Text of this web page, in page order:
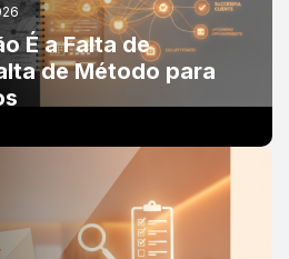
É a Falta de
de Método para